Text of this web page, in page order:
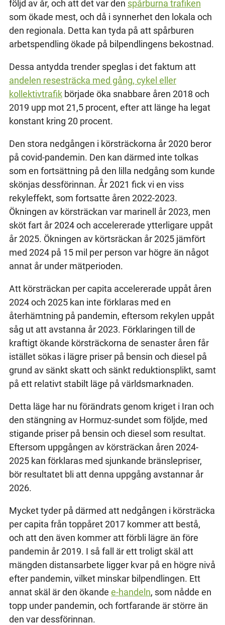
följd av år, och att det var den spårburna trafiken
som ökade mest, och då i synnerhet den lokala och
den regionala. Detta kan tyda på att spårburen
arbetspendling ökade på bilpendlingens bekostnad.
Dessa antydda trender speglas i det faktum att
andelen resesträcka med gång, cykel eller
kollektivtrafikbörjade öka snabbare åren 2018 och
2019 upp mot 21,5 procent, efter att länge ha legat
konstant kring 20 procent.
Den stora nedgången i körsträckorna år 2020 beror
på covid-pandemin. Den kan därmed inte tolkas
som en fortsättning på den lilla nedgång som kunde
skönjas dessförinnan. År 2021 fick vi en viss
rekyleffekt, som fortsatte åren 2022-2023.
Ökningen av körsträckan var marinell år 2023, men
sköt fart år 2024 och accelererade ytterligare uppåt
år 2025. Ökningen av körtsräckan år 2025 jämfört
med 2024 på 15 mil per person var högre än något
annat år under mätperioden.
Att körsträckan per capita accelererade uppåt åren
2024 och 2025 kan inte förklaras med en
återhämtning på pandemin, eftersom rekylen uppåt
såg ut att avstanna år 2023. Förklaringen till de
kraftigt ökande körsträckorna de senaster åren får
istället sökas i lägre priser på bensin och diesel på
grund av sänkt skatt och sänkt reduktionsplikt, samt
på ett relativt stabilt läge på världsmarknaden.
Detta läge har nu förändrats genom kriget i Iran och
den stängning av Hormuz-sundet som följde, med
stigande priser på bensin och diesel som resultat.
Eftersom uppgången av körsträckan åren 2024-
2025 kan förklaras med sjunkande bränslepriser,
bör resultatet bli att denna uppgång avstannar år
2026.
Mycket tyder på därmed att nedgången i körsträcka
per capita från toppåret 2017 kommer att bestå,
och att den även kommer att förbli lägre än före
pandemin år 2019. I så fall är ett troligt skäl att
mängden distansarbete ligger kvar på en högre nivå
efter pandemin, vilket minskar bilpendlingen. Ett
annat skäl är den ökande e-handeln, som nådde en
topp under pandemin, och fortfarande är större än
den var dessförinnan.